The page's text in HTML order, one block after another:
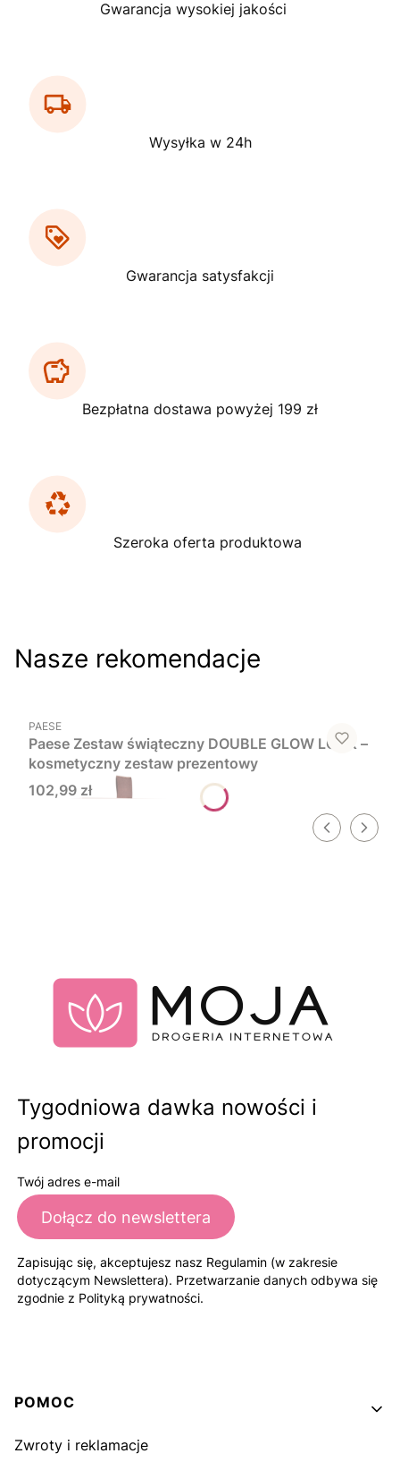
Gwarancja wysokiej jakości
Wysyłka w 24h
Gwarancja satysfakcji
Bezpłatna dostawa powyżej 199 zł
Szeroka oferta produktowa
Nasze rekomendacje
PRODUCENT
PAESE
Paese Zestaw świąteczny DOUBLE GLOW LOOK –
kosmetyczny zestaw prezentowy
Cena
102,99 zł
Tygodniowa dawka nowości i
promocji
Twój adres e-mail
Dołącz do newslettera
Zapisując się, akceptujesz nasz Regulamin (w zakresie
dotyczącym Newslettera). Przetwarzanie danych odbywa się
zgodnie z Polityką prywatności.
Linki w stopce
POMOC
Zwroty i reklamacje